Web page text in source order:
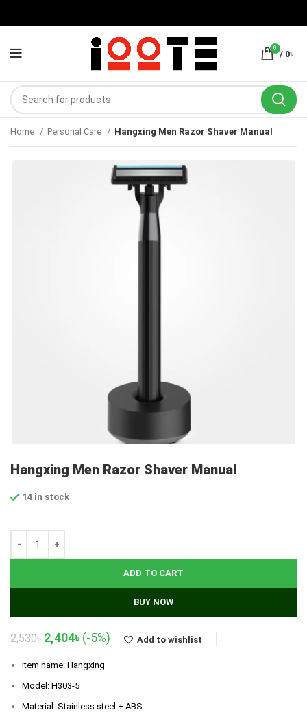
0
/ 0৳
Home Personal Care Hangxing Men Razor Shaver Manual
Hangxing Men Razor Shaver Manual
14 in stock
ADD TO CART
BUY NOW
2,530৳ Original
was:
2,530৳.
2,404৳Current
is:
2,404৳.
(-5%) Add to wishlist
Item name: Hangxing
Model: H303-5
Material: Stainless steel + ABS